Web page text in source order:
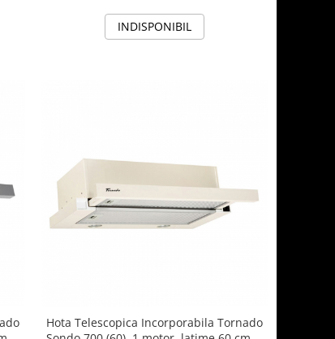
INDISPONIBIL
Hota Telescopica Incorporabila Tornado